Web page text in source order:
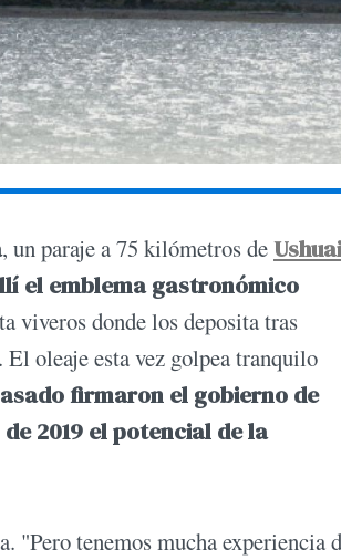
, un paraje a 75 kilómetros de
el emblema gastronómico
viveros donde los deposita tras
El oleaje esta vez golpea tranquilo
firmaron el gobierno de
2019 el potencial de la
"Pero tenemos mucha experiencia